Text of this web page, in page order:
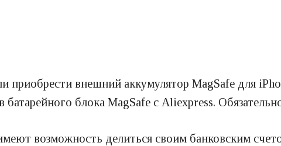
приобрести внешний аккумулятор MagSafe для
блока MagSafe с Aliexpress.
возможность делиться своим банковским